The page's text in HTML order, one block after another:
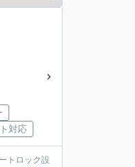
対応
トロック設